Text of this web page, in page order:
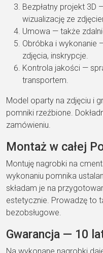
Bezpłatny projekt 3D
wizualizację ze
Umowa — także
Obróbka i wykonanie
zdjęcia, inskrypcje.
Kontrola jakości —
transportem.
Model oparty na zdjęciu i
pomniki rzeźbione.
zamówieniu.
Montaż w całej
Montuję nagrobki na
wykonaniu pomnika
składam je na
estetycznie. Prowadzę to
bezobsługowe.
Gwarancja — 10